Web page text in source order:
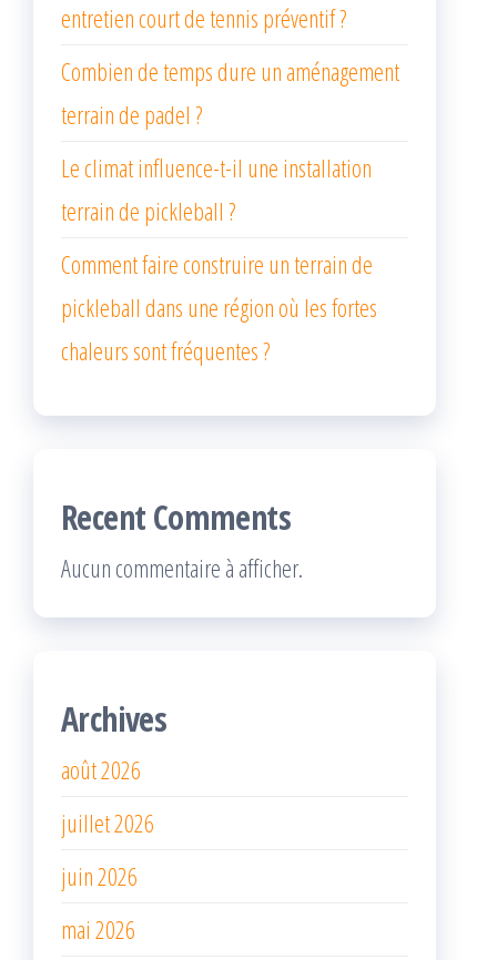
entretien court de tennis préventif ?
Combien de temps dure un aménagement
terrain de padel ?
Le climat influence-t-il une installation
terrain de pickleball ?
Comment faire construire un terrain de
pickleball dans une région où les fortes
chaleurs sont fréquentes ?
Recent Comments
Aucun commentaire à afficher.
Archives
août 2026
juillet 2026
juin 2026
mai 2026